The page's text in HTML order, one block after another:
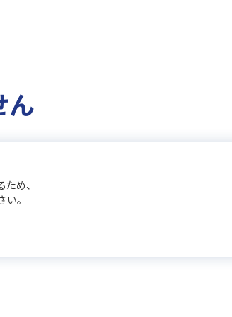
ん
め、
。